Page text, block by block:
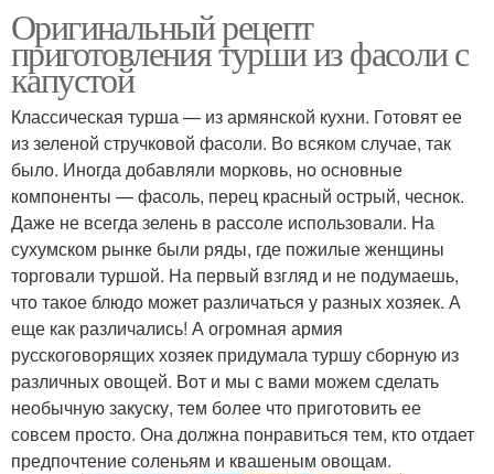
Оригинальный рецепт
приготовления турши из фасоли с
капустой
Классическая турша — из армянской кухни. Готовят ее
из зеленой стручковой фасоли. Во всяком случае, так
было. Иногда добавляли морковь, но основные
компоненты — фасоль, перец красный острый, чеснок.
Даже не всегда зелень в рассоле использовали. На
сухумском рынке были ряды, где пожилые женщины
торговали туршой. На первый взгляд и не подумаешь,
что такое блюдо может различаться у разных хозяек. А
еще как различались! А огромная армия
русскоговорящих хозяек придумала туршу сборную из
различных овощей. Вот и мы с вами можем сделать
необычную закуску, тем более что приготовить ее
совсем просто. Она должна понравиться тем, кто отдает
предпочтение соленьям и квашеным овощам.